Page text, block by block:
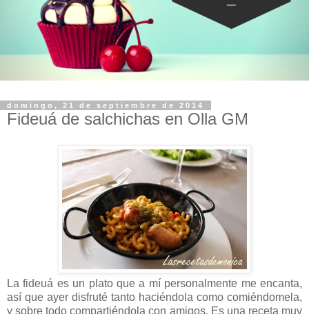
domingo, 21 de septiembre de 2014
Fideuá de salchichas en Olla GM
La fideuá es un plato que a mí personalmente me encanta,
así que ayer disfruté tanto haciéndola como comiéndomela,
y sobre todo compartiéndola con amigos. Es una receta muy